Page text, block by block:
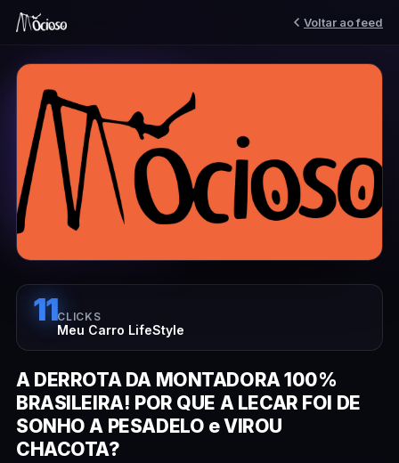
Voltar ao feed
11CLICKS
Meu Carro LifeStyle
A DERROTA DA MONTADORA 100%
BRASILEIRA! POR QUE A LECAR FOI DE
SONHO A PESADELO e VIROU
CHACOTA?